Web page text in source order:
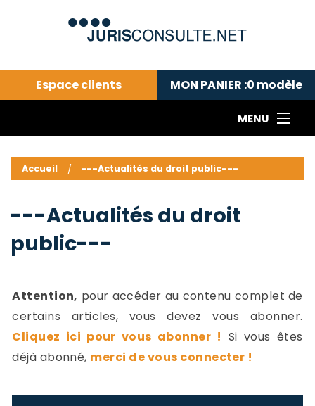
Espace clients MON PANIER :0 modèle
MENU
---Actualités du droit public---
Droit pénal---
Droit privé ---
Abonnement aux actualités
Accueil ---Actualités du droit public---
---Actualités du droit
public---
Attention, pour accéder au contenu complet de
certains articles, vous devez vous abonner.
Cliquez ici pour vous abonner ! Si vous êtes
déjà abonné, merci de vous connecter !